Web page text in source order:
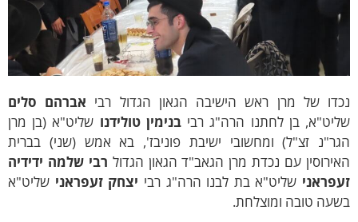
של מרן ראש הישיבה הגאון הגדול רביאברהם סלים
בן לחתנו הרה"ג רביבנימין טולידנושליט"א (בן מרן
זצ"ל) ומחשובי ישיבת פוניבז', בא אמש (שני) בברית
עם נכדת מרן הגאב"ד הגאון הגדולרבי שלמה ידידיה
שליט"א בת לבנו הרה"ג רבייצחק זעפראנישליט"א
טובה ומוצלחת.